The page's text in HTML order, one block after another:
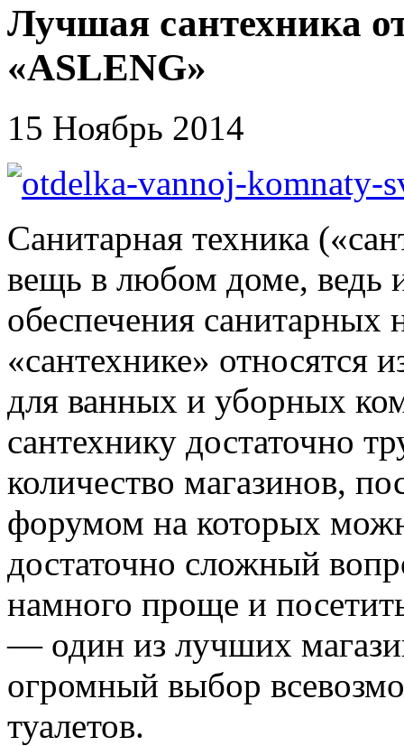
Лучшая сантехника
«ASLENG»
15 Ноябрь 2014
Санитарная техника
вещь в любом доме, ведь
обеспечения
«сантехнике» относятся
для ванных и уборных
сантехнику достаточно
количество магазинов,
форумом на которых
достаточно сложный
намного проще и
— один из лучших
огромный выбор
туалетов.